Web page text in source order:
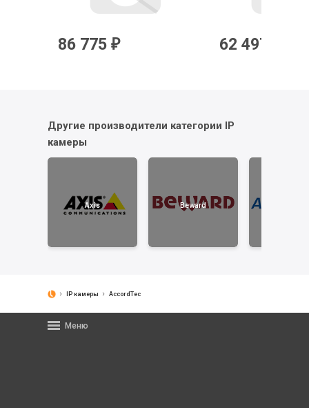
86 775 ₽ 62 497
Другие производители категории IP
камеры
Axis Beward
IP камеры AccordTec
Меню